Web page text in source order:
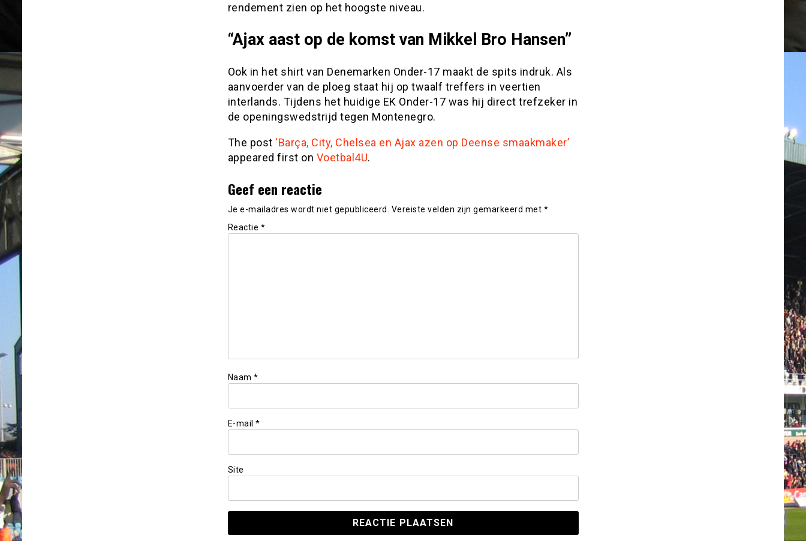
rendement zien op het hoogste niveau.
“Ajax aast op de komst van Mikkel Bro Hansen”
Ook in het shirt van Denemarken Onder-17 maakt de spits indruk. Als
aanvoerder van de ploeg staat hij op twaalf treffers in veertien
interlands. Tijdens het huidige EK Onder-17 was hij direct trefzeker in
de openingswedstrijd tegen Montenegro.
The post ‘Barça, City, Chelsea en Ajax azen op Deense smaakmaker’
appeared first on Voetbal4U.
Geef een reactie
Je e-mailadres wordt niet gepubliceerd. Vereiste velden zijn gemarkeerd met *
Reactie *
Naam *
E-mail *
Site